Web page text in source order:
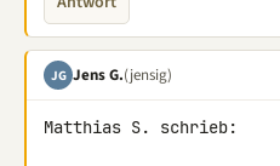
JG Jens G.(jensig)
Matthias S. schrieb: